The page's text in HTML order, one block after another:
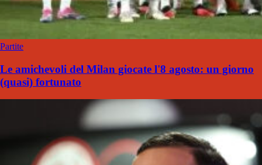
Partite
Le amichevoli del Milan giocate l'8 agosto: un giorno
(quasi) fortunato